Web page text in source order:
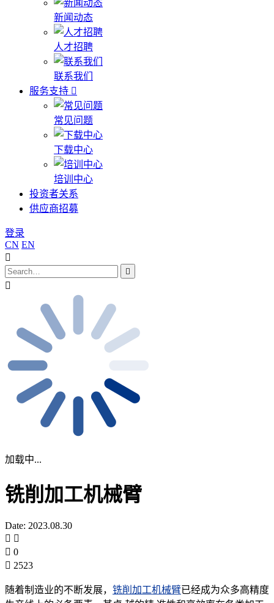
新闻动态
人才招聘
联系我们
服务支持
常见问题
下载中心
培训中心
投资者关系
供应商招募
登录
CN EN
加载中...
铣削加工机械臂
Date: 2023.08.30
0
2523
随着制造业的不断发展， 铣削加工机械臂已经成为众多高精度